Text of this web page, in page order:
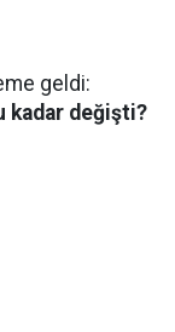
geldi:
kadar değişti?